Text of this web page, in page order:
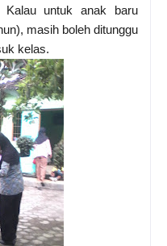
Kalau untuk anak baru
masih boleh ditunggu
kelas.